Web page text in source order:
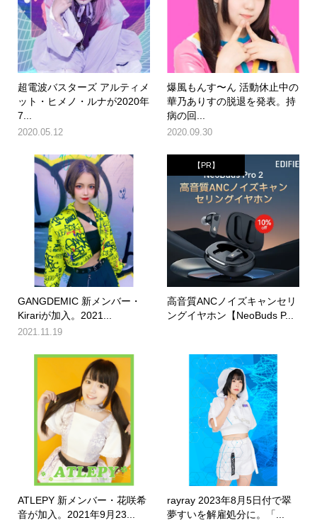
超電波バスターズ アルティメ
ット・ヒメノ・ルナが2020年
7...
2020.05.12
爆風もんす〜ん 活動休止中の
華乃ありすの脱退を発表。持
病の回...
2020.09.30
GANGDEMIC 新メンバー・
Kirariが加入。2021...
2021.11.19
【PR】
高音質ANCノイズキャンセリ
ングイヤホン【NeoBuds P...
ATLEPY 新メンバー・花咲希
音が加入。2021年9月23...
rayray 2023年8月5日付で翠
夢すいを解雇処分に。「...